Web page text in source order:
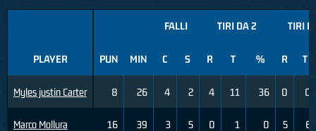
PLAYER
Myles justin Carter
Marco Mollura
FALLI TIRI DA 2 TIRI
PUN MIN C S R T % R T
8 26 4 2 4 11 36 0 0
16 39 3 5 0 1 0 5 6